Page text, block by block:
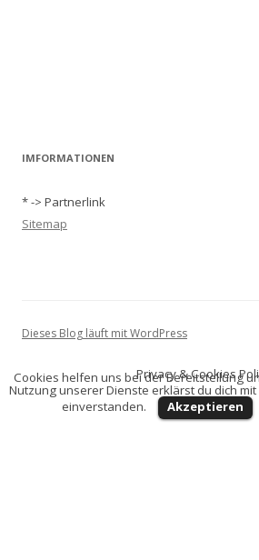
IMFORMATIONEN
* -> Partnerlink
Sitemap
Dieses Blog läuft mit WordPress
Cookies helfen uns bei der Bereitstellung
Nutzung unserer Dienste erklärst du dich
einverstanden.
Akzeptieren
Privacy & Cookies